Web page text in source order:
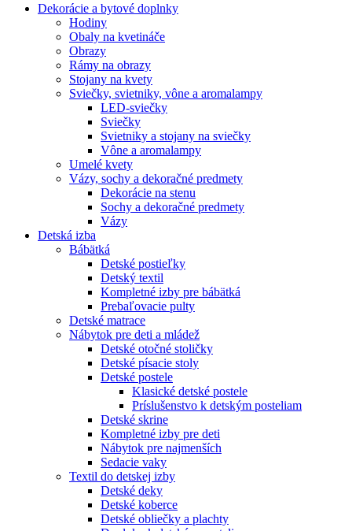
Dekorácie a bytové doplnky
Hodiny
Obaly na kvetináče
Obrazy
Rámy na obrazy
Stojany na kvety
Sviečky, svietniky, vône a aromalampy
LED-sviečky
Sviečky
Svietniky a stojany na sviečky
Vône a aromalampy
Umelé kvety
Vázy, sochy a dekoračné predmety
Dekorácie na stenu
Sochy a dekoračné predmety
Vázy
Detská izba
Bábätká
Detské postieľky
Detský textil
Kompletné izby pre bábätká
Prebaľovacie pulty
Detské matrace
Nábytok pre deti a mládež
Detské otočné stoličky
Detské písacie stoly
Detské postele
Klasické detské postele
Príslušenstvo k detským posteliam
Detské skrine
Kompletné izby pre deti
Nábytok pre najmenších
Sedacie vaky
Textil do detskej izby
Detské deky
Detské koberce
Detské obliečky a plachty